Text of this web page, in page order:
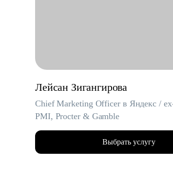
Лейсан Зигангирова
Chief Marketing Officer в Яндекс /
PMI, Procter & Gamble
Выбрать услугу